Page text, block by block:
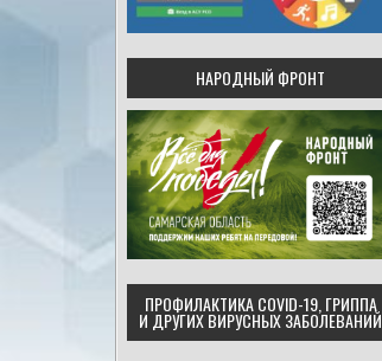
НАРОДНЫЙ ФРОНТ
ПРОФИЛАКТИКА COVID-19, ГРИППА
И ДРУГИХ ВИРУСНЫХ ЗАБОЛЕВАНИЙ